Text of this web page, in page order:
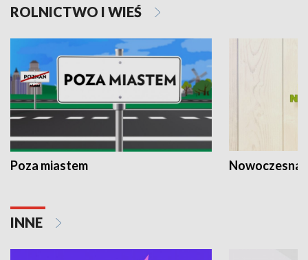
ROLNICTWO I WIEŚ
Poza miastem Nowoczesna
INNE